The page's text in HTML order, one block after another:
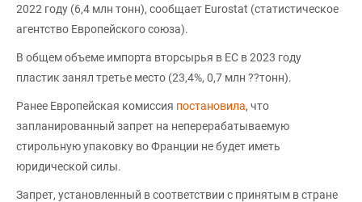
2022 году (6,4 млн тонн), сообщает Eurostat (статистическое
агентство Европейского союза).
В общем объеме импорта вторсырья в ЕС в 2023 году
пластик занял третье место (23,4%, 0,7 млн ??тонн).
Ранее Европейская комиссия постановила, что
запланированный запрет на неперерабатываемую
стирольную упаковку во Франции не будет иметь
юридической силы.
Запрет, установленный в соответствии с принятым в стране